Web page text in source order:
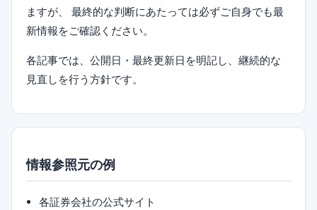
ますが、 最終的な判断にあたっては必ずご自身でも最
新情報をご確認ください。
各記事では、公開日・最終更新日を明記し、継続的な
見直しを行う方針です。
情報参照元の例
各証券会社の公式サイト